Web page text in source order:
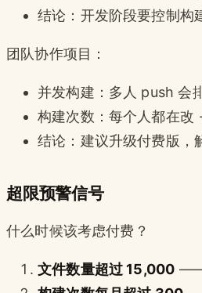
结论：开发阶段要控制构
团队协作项目：
并发构建：多人 push
构建次数：每个人都在改
结论：建议升级付费版，
超限预警信号
什么时候该考虑付费？
文件数量超过 15,000 ——